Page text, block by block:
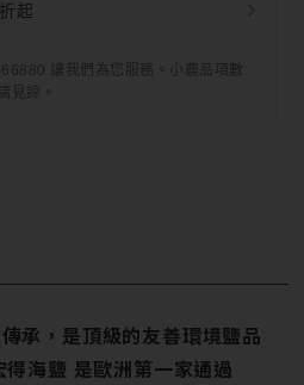
起
讓我們為您服務。小農品項數
見諒。
承，是頂級的友善環境鹽品
海鹽 是歐洲第一家通過